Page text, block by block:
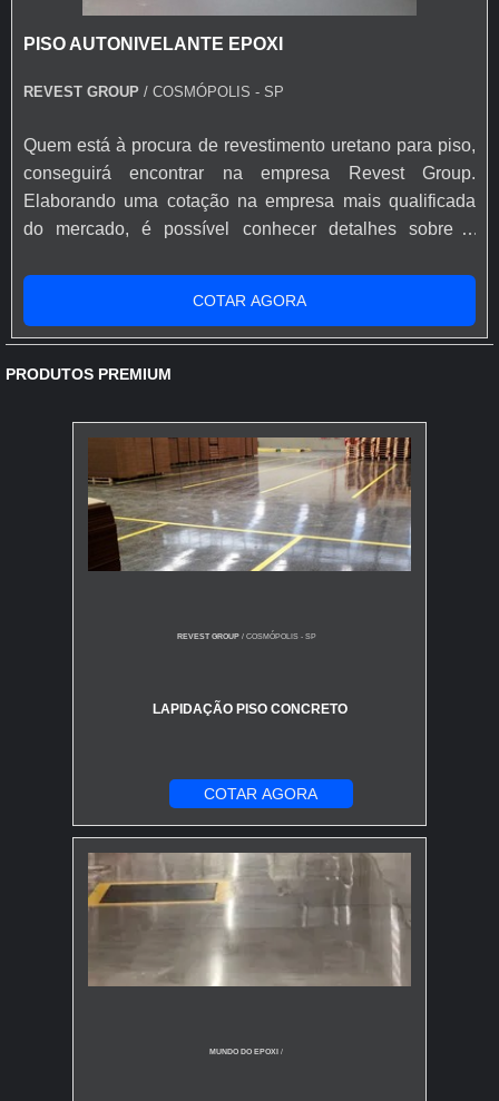
PISO AUTONIVELANTE EPOXI
REVEST GROUP / COSMÓPOLIS - SP
Quem está à procura de revestimento uretano para piso,
conseguirá encontrar na empresa Revest Group.
Elaborando uma cotação na empresa mais qualificada
do mercado, é possível conhecer detalhes sobre a
lembrar que o produto deve ser adquirido com empresas
especializadas. Esse tipo de cuidado ajuda a garantir a
qualidade e durabilidade dos materiais, além de evitar
prejuízos com substituiçõ...
COTAR AGORA
PRODUTOS PREMIUM
REVEST GROUP/ COSMÓPOLIS - SP
LAPIDAÇÃO PISO CONCRETO
COTAR AGORA
MUNDO DO EPOXI /